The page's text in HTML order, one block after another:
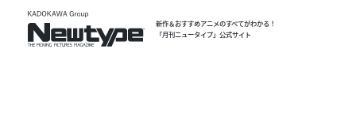
新作＆おすすめアニメのすべてがわかる！
「月刊ニュータイプ」公式サイト